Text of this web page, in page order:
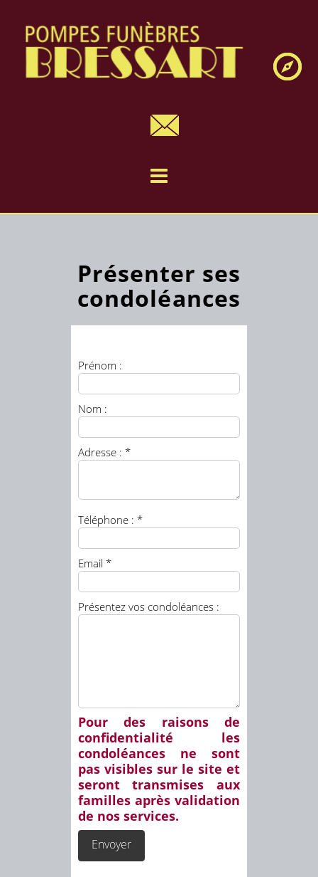
Présenter ses
condoléances
Prénom :
Nom :
Adresse : *
Téléphone : *
Email *
Présentez vos condoléances :
Pour des raisons de
confidentialité les
condoléances ne sont
pas visibles sur le site et
seront transmises aux
familles après validation
de nos services.